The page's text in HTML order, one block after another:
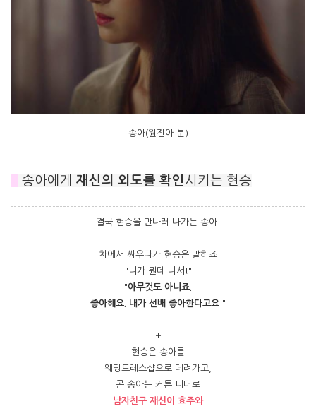
송아(원진아 분)
송아에게 재신의 외도를 확인 시키는 현승
결국 현승을 만나러 나가는 송아.
차에서 싸우다가 현승은 말하죠
"니가 뭔데 나서!"
"아무것도 아니죠.
좋아해요. 내가 선배 좋아한다고요 ."
+
현승은 송아를
웨딩드레스샵으로 데려가고,
곧 송아는 커튼 너머로
남자친구 재신이 효주와